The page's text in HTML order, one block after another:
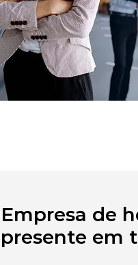
Empresa de
presente em